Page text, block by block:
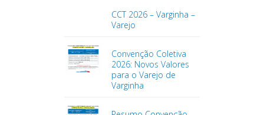
CCT 2026 – Varginha –
Varejo
Convenção Coletiva
2026: Novos Valores
para o Varejo de
Varginha